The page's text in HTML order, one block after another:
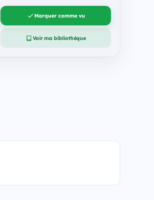
Marquer comme vu
Voir ma bibliothèque